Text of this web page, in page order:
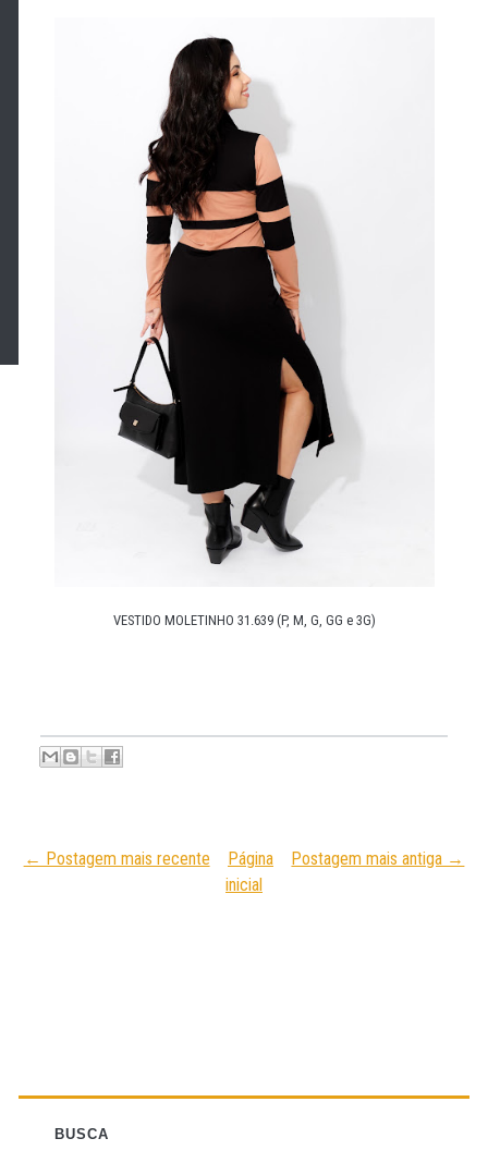
VESTIDO MOLETINHO 31.639 (P, M, G, GG e 3G)
← Postagem mais recente Postagem mais antiga →
Página
inicial
BUSCA